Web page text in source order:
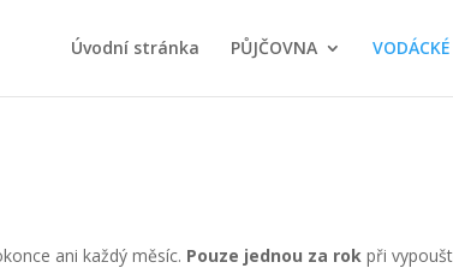
Úvodní stránka PŮJČOVNA
ani každý měsíc. Pouze jednou za rok při